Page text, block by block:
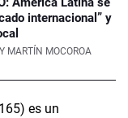
internacional” y
Y MARTÍN MOCOROA
es un